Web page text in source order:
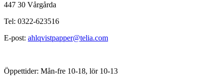
447 30 Vårgårda
Tel: 0322-623516
E-post: ahlqvistpapper@telia.com
Öppettider: Mån-fre 10-18, lör 10-13